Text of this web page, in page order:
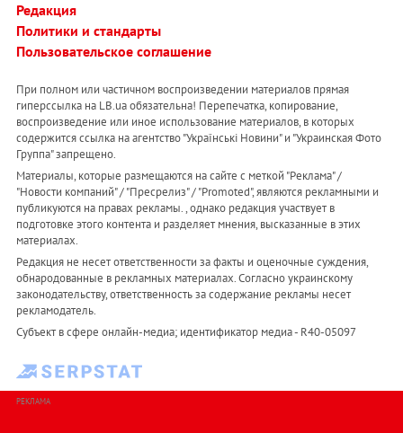
Редакция
Политики и стандарты
Пользовательское соглашение
При полном или частичном воспроизведении материалов прямая
гиперссылка на LB.ua обязательна! Перепечатка, копирование,
воспроизведение или иное использование материалов, в которых
содержится ссылка на агентство "Українськi Новини" и "Украинская Фото
Группа" запрещено.
Материалы, которые размещаются на сайте с меткой "Реклама" /
"Новости компаний" / "Пресрелиз" / "Promoted", являются рекламными и
публикуются на правах рекламы. , однако редакция участвует в
подготовке этого контента и разделяет мнения, высказанные в этих
материалах.
Редакция не несет ответственности за факты и оценочные суждения,
обнародованные в рекламных материалах. Согласно украинскому
законодательству, ответственность за содержание рекламы несет
рекламодатель.
Субъект в сфере онлайн-медиа; идентификатор медиа - R40-05097
РЕКЛАМА